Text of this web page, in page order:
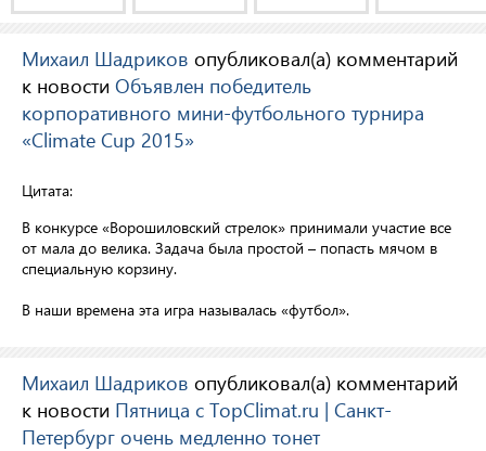
Михаил Шадриков опубликовал(а) комментарий
к новости Объявлен победитель
корпоративного мини-футбольного турнира
«Climate Cup 2015»
Цитата:
В конкурсе «Ворошиловский стрелок» принимали участие все
от мала до велика. Задача была простой – попасть мячом в
специальную корзину.
В наши времена эта игра называлась «футбол».
Михаил Шадриков опубликовал(а) комментарий
к новости Пятница с TopClimat.ru | Санкт-
Петербург очень медленно тонет